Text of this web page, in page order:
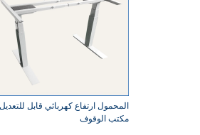
المحمول ارتفاع كهربائي قابل للتعديل
مكتب الوقوف